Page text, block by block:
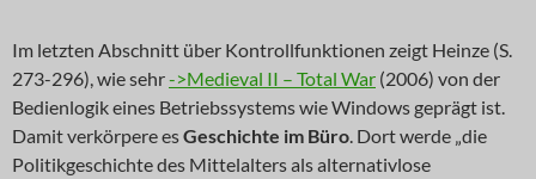
Im letzten Abschnitt über Kontrollfunktionen zeigt Heinze (S.
273-296), wie sehr->Medieval II – Total War (2006) von der
Bedienlogik eines Betriebssystems wie Windows geprägt ist.
Damit verkörpere esGeschichte im Büro. Dort werde „die
Politikgeschichte des Mittelalters als alternativlose